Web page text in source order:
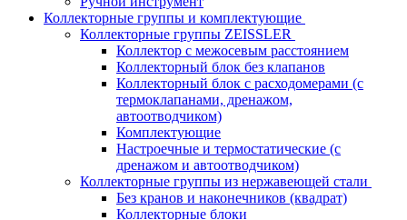
Коллекторные группы и комплектующие
Коллекторные группы ZEISSLER
Коллектор с межосевым расстоянием
Коллекторный блок без клапанов
Коллекторный блок с расходомерами (с
термоклапанами, дренажом,
автоотводчиком)
Комплектующие
Настроечные и термостатические (с
дренажом и автоотводчиком)
Коллекторные группы из нержавеющей стали
Без кранов и наконечников (квадрат)
Коллекторные блоки